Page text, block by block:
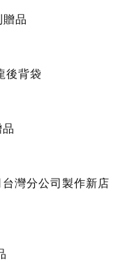
品
後背袋
灣分公司製作新店